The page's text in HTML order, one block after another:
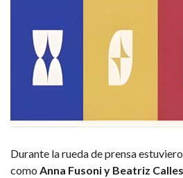
Durante la rueda de prensa
como Anna Fusoni y Beatriz